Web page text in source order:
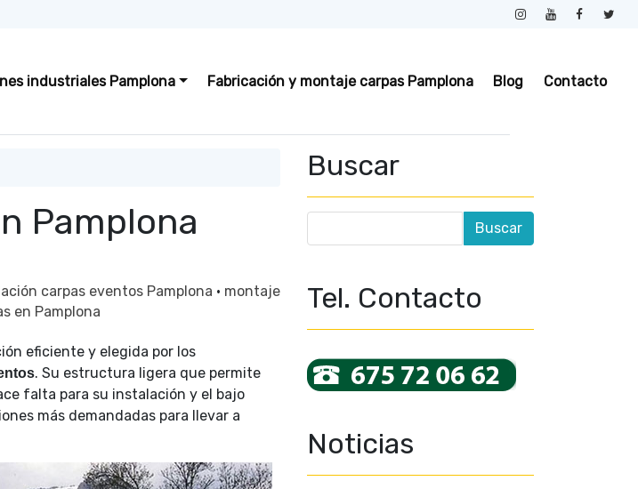
industriales Pamplona Fabricación y montaje carpas Pamplona Blog Contacto
Pamplona
carpas eventos Pamplona · montaje
en Pamplona
eficiente y elegida por los
. Su estructura ligera que permite
falta para su instalación y el bajo
más demandadas para llevar a
Buscar
Tel. Contacto
Noticias